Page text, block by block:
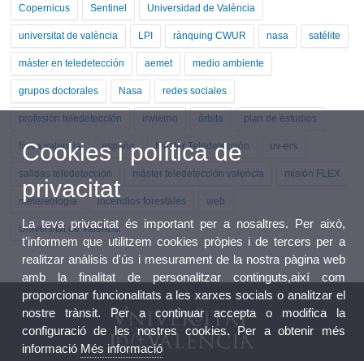
Copernicus Sentinel Universidad de València
universitat de valència LPI rànquing CWUR nasa satélite
máster en teledetección aemet medio ambiente
grupos doctorales Nasa redes sociales
profesión teledetección invierno órbita plan de estudios
física valencia españa Máster Teledetección uv-ers
salidas teledetección máster teledetección valencia misión FLEX
metereología incendios forestales web
Universitat de València
Cookies i política de
privacitat
La teva privacitat és important per a nosaltres. Per això,
t'informem que utilitzem cookies pròpies i de tercers per a
realitzar anàlisis d'ús i mesurament de la nostra pàgina web
amb la finalitat de personalitzar continguts,així com
proporcionar funcionalitats a les xarxes socials o analitzar el
nostre trànsit. Per a continuar accepta o modifica la
configuració de les nostres cookies. Per a obtenir més
informació Més informació